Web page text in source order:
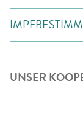
UNSER